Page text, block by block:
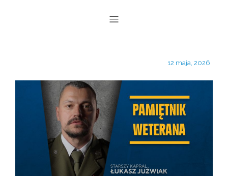
12 maja, 2026